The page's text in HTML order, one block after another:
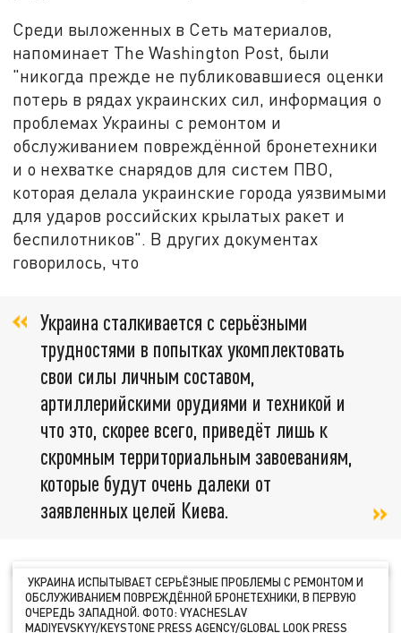
Среди выложенных в Сеть материалов,
напоминает The Washington Post, были
"никогда прежде не публиковавшиеся оценки
потерь в рядах украинских сил, информация о
проблемах Украины с ремонтом и
обслуживанием повреждённой бронетехники
и о нехватке снарядов для систем ПВО,
которая делала украинские города уязвимыми
для ударов российских крылатых ракет и
беспилотников". В других документах
говорилось, что
Украина сталкивается с серьёзными
трудностями в попытках укомплектовать
свои силы личным составом,
артиллерийскими орудиями и техникой и
что это, скорее всего, приведёт лишь к
скромным территориальным завоеваниям,
которые будут очень далеки от
заявленных целей Киева.
УКРАИНА ИСПЫТЫВАЕТ СЕРЬЁЗНЫЕ ПРОБЛЕМЫ С РЕМОНТОМ И
ОБСЛУЖИВАНИЕМ ПОВРЕЖДЁННОЙ БРОНЕТЕХНИКИ, В ПЕРВУЮ
ОЧЕРЕДЬ ЗАПАДНОЙ. ФОТО: VYACHESLAV
MADIYEVSKYY/KEYSTONE PRESS AGENCY/GLOBAL LOOK PRESS